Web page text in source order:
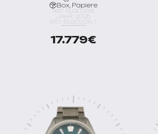
Box, Papiere
REF. SLGC006
JAHR: 2025
ART. SLGC006_1
17.779€